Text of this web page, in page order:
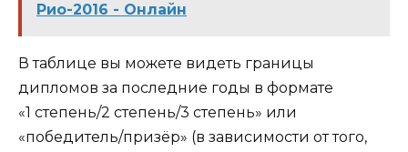
Рио-2016 - Онлайн
В таблице вы можете видеть границы
дипломов за последние годы в формате
«1 степень/2 степень/3 степень» или
«победитель/призёр» (в зависимости от того,